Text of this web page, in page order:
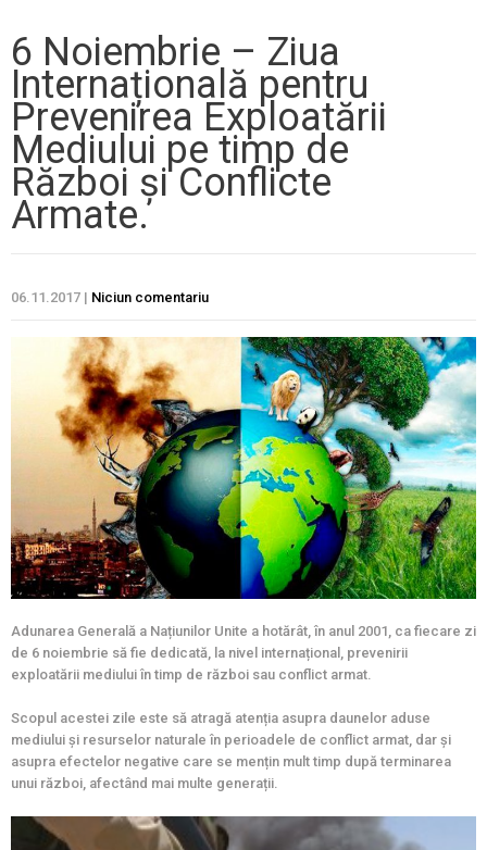
6 Noiembrie – Ziua
Internațională pentru
Prevenirea Exploatării
Mediului pe timp de
Război și Conflicte
Armate.
06.11.2017 | Niciun comentariu
Adunarea Generală a Națiunilor Unite a hotărât, în anul 2001, ca fiecare zi
de 6 noiembrie să fie dedicată, la nivel internațional, prevenirii
exploatării mediului în timp de război sau conflict armat.
Scopul acestei zile este să atragă atenția asupra daunelor aduse
mediului și resurselor naturale în perioadele de conflict armat, dar și
asupra efectelor negative care se mențin mult timp după terminarea
unui război, afectând mai multe generații.